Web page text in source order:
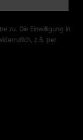
zu. Die Einwilligung in
z.B. per